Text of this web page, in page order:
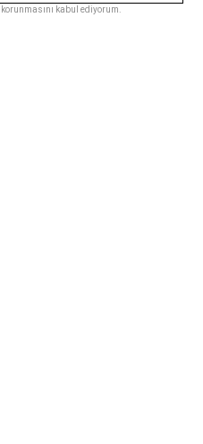
korunmasını kabul ediyorum.